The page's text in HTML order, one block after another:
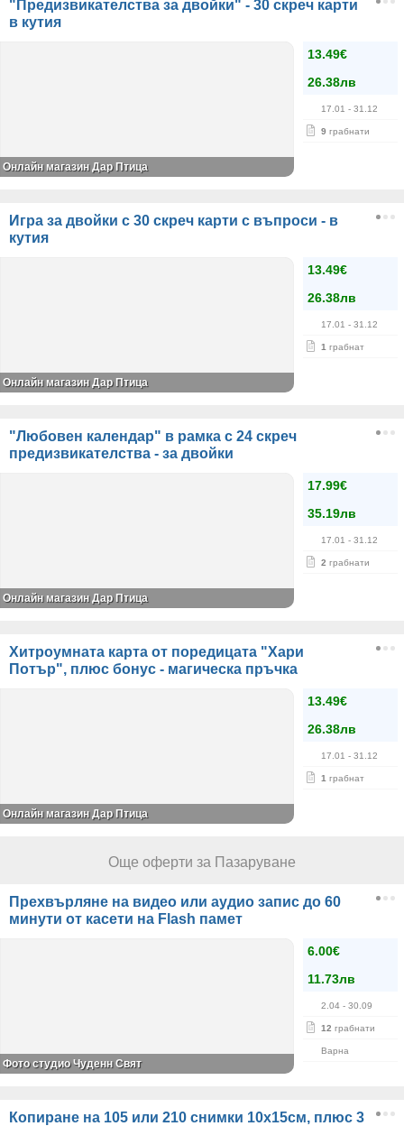
"Предизвикателства за двойки" - 30 скреч карти
в кутия
13.49€
26.38лв
17.01 - 31.12
9 грабнати
Онлайн магазин Дар Птица
Игра за двойки с 30 скреч карти с въпроси - в
кутия
13.49€
26.38лв
17.01 - 31.12
1 грабнат
Онлайн магазин Дар Птица
"Любовен календар" в рамка с 24 скреч
предизвикателства - за двойки
17.99€
35.19лв
17.01 - 31.12
2 грабнати
Онлайн магазин Дар Птица
Хитроумната карта от поредицата "Хари
Потър", плюс бонус - магическа пръчка
13.49€
26.38лв
17.01 - 31.12
1 грабнат
Онлайн магазин Дар Птица
Още оферти за Пазаруване
Прехвърляне на видео или аудио запис до 60
минути от касети на Flash памет
6.00€
11.73лв
2.04 - 30.09
12 грабнати
Варна
Фото студио Чуденн Свят
Копиране на 105 или 210 снимки 10х15см, плюс 3